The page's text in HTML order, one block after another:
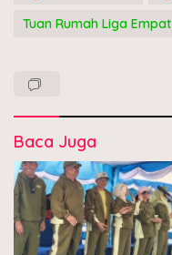
Tuan Rumah Liga Empat
Baca Juga